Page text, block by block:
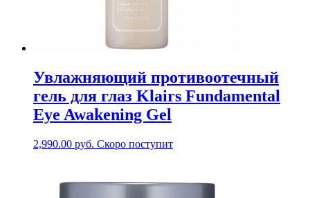
Увлажняющий противоотечный
гель для глаз Klairs Fundamental
Eye Awakening Gel
2,990.00 руб. Скоро поступит